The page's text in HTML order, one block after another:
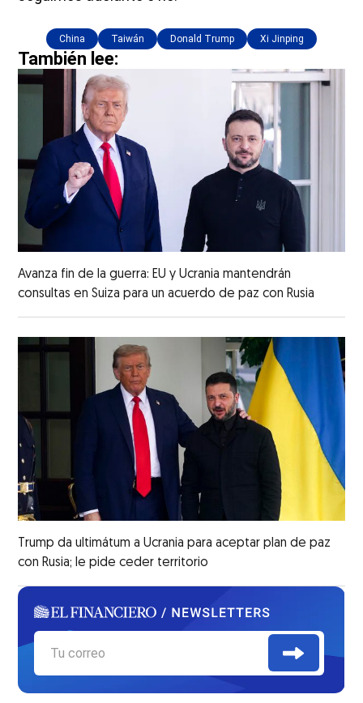
China Taiwán Donald Trump Xi Jinping
También lee:
Avanza fin de la guerra: EU y Ucrania mantendrán
consultas en Suiza para un acuerdo de paz con Rusia
Trump da ultimátum a Ucrania para aceptar plan de paz
con Rusia; le pide ceder territorio